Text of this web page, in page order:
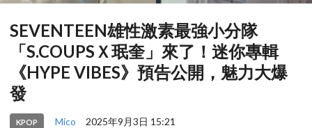
SEVENTEEN雄性激素最強小分隊
「S.COUPSＸ珉奎」來了！迷你專輯
《HYPE VIBES》預告公開，魅力大爆
發
KPOP Mico 2025年9月3日 15:21